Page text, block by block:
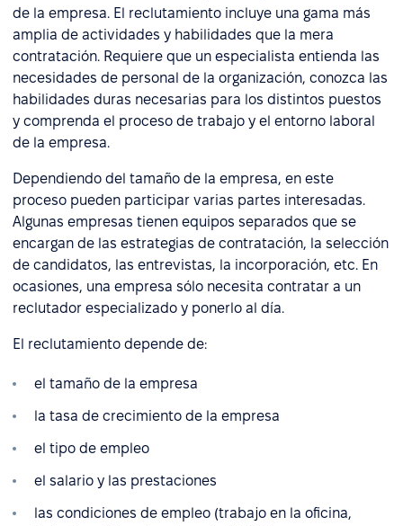
de la empresa. El reclutamiento incluye una gama más
amplia de actividades y habilidades que la mera
contratación. Requiere que un especialista entienda las
necesidades de personal de la organización, conozca las
habilidades duras necesarias para los distintos puestos
y comprenda el proceso de trabajo y el entorno laboral
de la empresa.
Dependiendo del tamaño de la empresa, en este
proceso pueden participar varias partes interesadas.
Algunas empresas tienen equipos separados que se
encargan de las estrategias de contratación, la selección
de candidatos, las entrevistas, la incorporación, etc. En
ocasiones, una empresa sólo necesita contratar a un
reclutador especializado y ponerlo al día.
El reclutamiento depende de:
el tamaño de la empresa
la tasa de crecimiento de la empresa
el tipo de empleo
el salario y las prestaciones
las condiciones de empleo (trabajo en la oficina,